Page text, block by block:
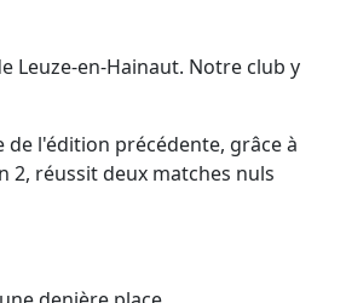
Leuze-en-Hainaut. Notre club y
l'édition précédente, grâce à
2, réussit deux matches nuls